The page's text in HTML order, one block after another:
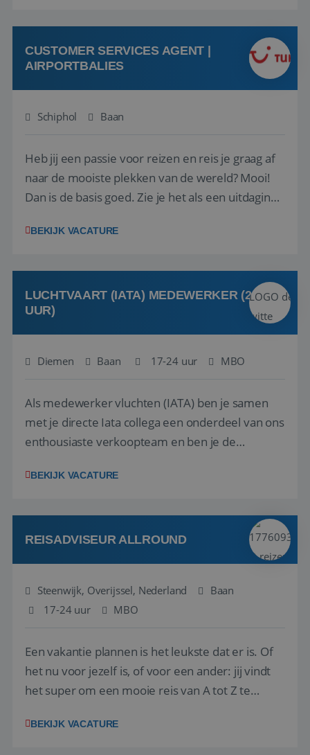
hebt in de reisbranche of j...
CUSTOMER SERVICES AGENT |
AIRPORTBALIES
Schiphol Baan
Heb jij een passie voor reizen en reis je graag af
naar de mooiste plekken van de wereld? Mooi!
Dan is de basis goed. Zie je het als een uitdaging
het samenstellen en boeken van de perfecte
deze onderdelen zijn nu samen gevoegd...
BEKIJK VACATURE
LUCHTVAART (IATA) MEDEWERKER (24-32
UUR)
Diemen Baan 17-24 uur MBO
Als medewerker vluchten (IATA) ben je samen
met je directe Iata collega een onderdeel van ons
enthousiaste verkoopteam en ben je de
en tarieven waar je collega’s niet uitkomen.
kwaliteitsbewaking van alles wat met IATA te m...
BEKIJK VACATURE
REISADVISEUR ALLROUND
Steenwijk, Overijssel, Nederland
Baan
17-24 uur
MBO
Een vakantie plannen is het leukste dat er is. Of
het nu voor jezelf is, of voor een ander: jij vindt
het super om een mooie reis van A tot Z te
vakantiegangers de meest prachtige plekjes op
BEKIJK VACATURE